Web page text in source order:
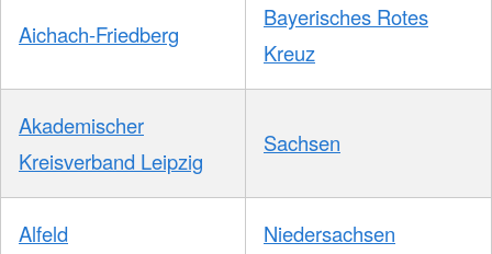
Aichach-Friedberg
Bayerisches Rotes
Kreuz
Akademischer
Kreisverband Leipzig
Sachsen
Alfeld Niedersachsen